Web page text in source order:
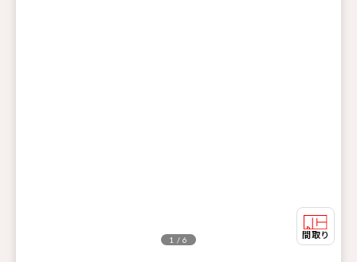
1 / 6